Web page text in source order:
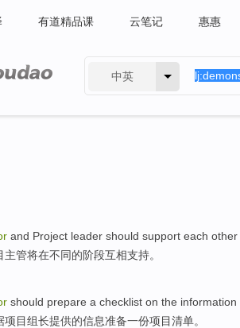
有道精品课 云笔记 惠惠
中英
and Project leader should support each other
主管将在不同的阶段互相支持。
should prepare a checklist on the information
项目组长提供的信息准备一份项目清单。